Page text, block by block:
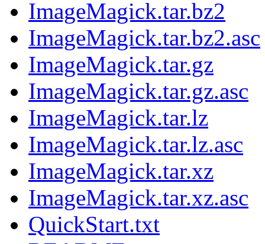
ImageMagick.tar.bz2
ImageMagick.tar.bz2.asc
ImageMagick.tar.gz
ImageMagick.tar.gz.asc
ImageMagick.tar.lz
ImageMagick.tar.lz.asc
ImageMagick.tar.xz
ImageMagick.tar.xz.asc
QuickStart.txt